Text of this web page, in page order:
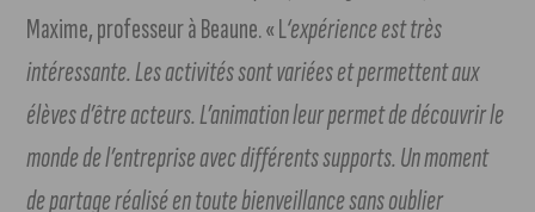
Maxime, professeur à Beaune. « L‘expérience est très
intéressante. Les activités sont variées et permettent aux
élèves d’être acteurs. L’animation leur permet de découvrir le
monde de l’entreprise avec différents supports. Un moment
de partage réalisé en toute bienveillance sans oublier